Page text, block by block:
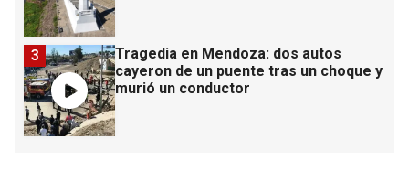
Tragedia en Mendoza: dos autos
cayeron de un puente tras un choque y
murió un conductor
3